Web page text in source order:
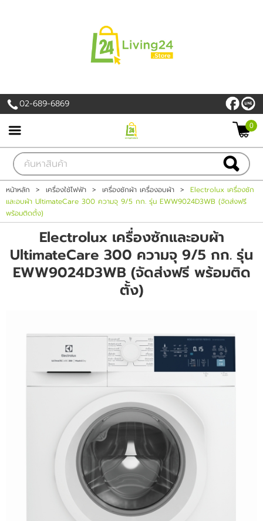
สมัครสมาชิก
สินค้าที่สนใจ( 0 )
PROMOTION
สินค้า
แบรนด์
เครื่องใช้ไฟฟ้า
อาหารและเครื่องดื่ม
02-689-6869
0
หน้าหลัก > เครื่องใช้ไฟฟ้า > เครื่องซักผ้า เครื่องอบผ้า >
Electrolux เครื่องซัก
และอบผ้า UltimateCare 300 ความจุ 9/5 กก. รุ่น EWW9024D3WB (จัดส่งฟรี
พร้อมติดตั้ง)
Electrolux เครื่องซักและอบผ้า
UltimateCare 300 ความจุ 9/5 กก. รุ่น
EWW9024D3WB (จัดส่งฟรี พร้อมติด
ตั้ง)